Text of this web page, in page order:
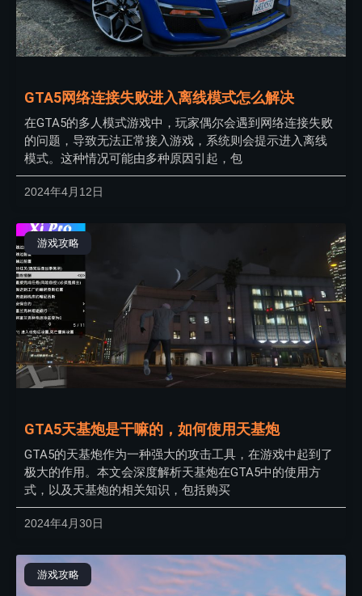
GTA5网络连接失败进入离线模式怎么解决
在GTA5的多人模式游戏中，玩家偶尔会遇到网络连接失败
的问题，导致无法正常接入游戏，系统则会提示进入离线
模式。这种情况可能由多种原因引起，包
2024年4月12日
游戏攻略
GTA5天基炮是干嘛的，如何使用天基炮
GTA5的天基炮作为一种强大的攻击工具，在游戏中起到了
极大的作用。本文会深度解析天基炮在GTA5中的使用方
式，以及天基炮的相关知识，包括购买
2024年4月30日
游戏攻略